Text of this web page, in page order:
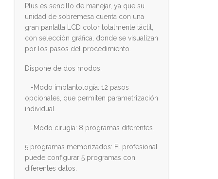
Plus es sencillo de manejar, ya que su
unidad de sobremesa cuenta con una
gran pantalla LCD color totalmente táctil,
con selección gráfica, donde se visualizan
por los pasos del procedimiento.
Dispone de dos modos:
-Modo implantología: 12 pasos
opcionales, que permiten parametrización
individual.
-Modo cirugía: 8 programas diferentes.
5 programas memorizados: El profesional
puede configurar 5 programas con
diferentes datos.